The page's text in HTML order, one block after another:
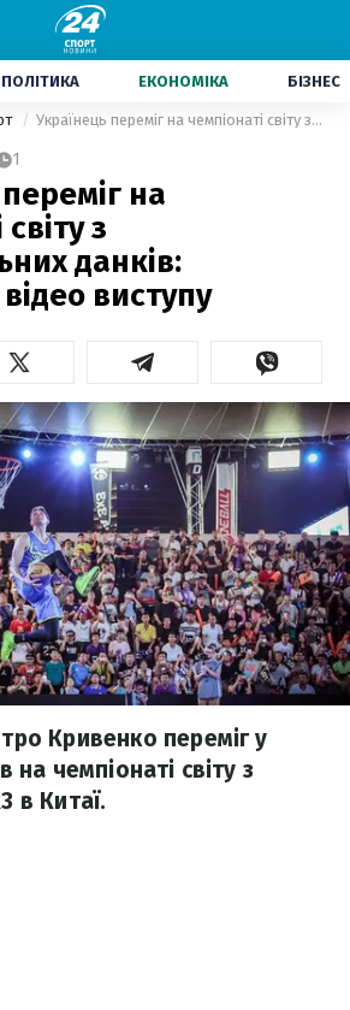
ЕКОНОМІКА БІЗНЕС
Українець переміг на чемпіонаті світу з баскетбольних данків: вражаюче відео виступу
1
на
з
данків:
виступу
Кривенко переміг у
на чемпіонаті світу з
в Китаї.